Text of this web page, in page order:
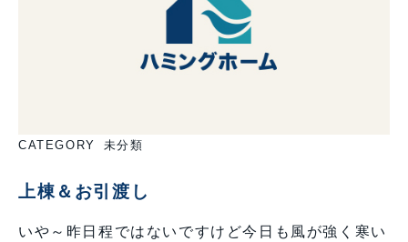
CATEGORY 未分類
上棟＆お引渡し
いや～昨日程ではないですけど今日も風が強く寒い